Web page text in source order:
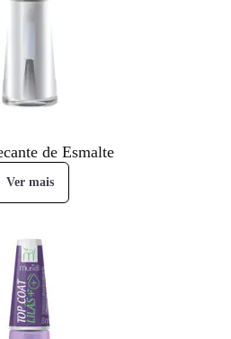
de Esmalte
Ver mais